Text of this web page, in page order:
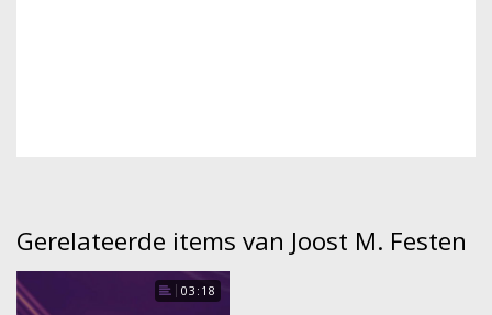
Gerelateerde items van Joost M. Festen
03:18